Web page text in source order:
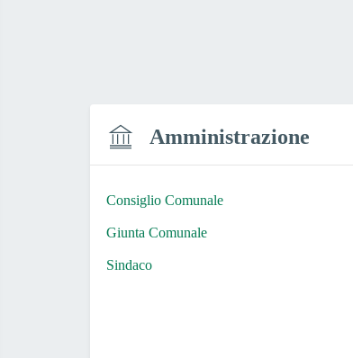
Amministrazione
Consiglio Comunale
Giunta Comunale
Sindaco